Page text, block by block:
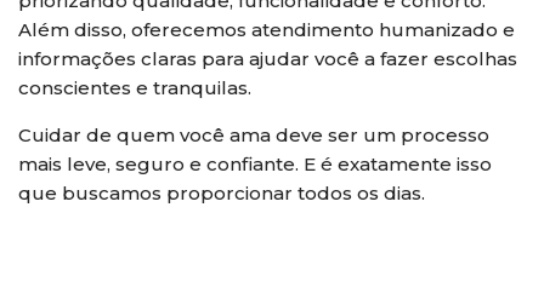
Além disso, oferecemos atendimento humanizado e
informações claras para ajudar você a fazer escolhas
conscientes e tranquilas.
Cuidar de quem você ama deve ser um processo
mais leve, seguro e confiante. E é exatamente isso
que buscamos proporcionar todos os dias.